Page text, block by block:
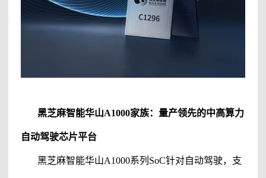
黑芝麻智能华山A1000家族：量产领先的中高算力
自动驾驶芯片平台
黑芝麻智能华山A1000系列SoC针对自动驾驶，支